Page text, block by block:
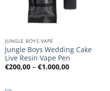
JUNGLE BOYS VAPE
Jungle Boys Wedding Cake
Live Resin Vape Pen
€200,00 – €1.000,00